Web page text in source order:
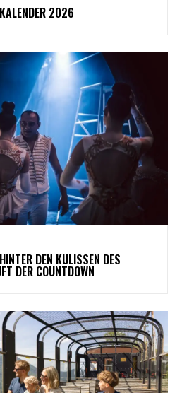
2026
DEN KULISSEN DES
DER COUNTDOWN